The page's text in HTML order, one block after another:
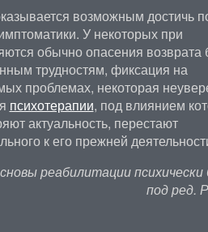
возможным достичь
У некоторых при
обычно опасения возврата
трудностям, фиксация на
проблемах, некоторая
психотерапии, под влиянием
актуальность, перестают
к его прежней
реабилитации психически
под ред.